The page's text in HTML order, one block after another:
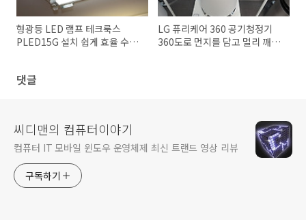
형광등 LED 램프 테크룩스
PLED15G 설치 쉽게 효율 수명
LG 퓨리케어 360 공기청정기
360도로 먼지를 담고 멀리 깨끗
댓글
씨디맨의 컴퓨터이야기
컴퓨터 IT 모바일 윈도우 운영체제 최신 트랜드 영상 리뷰
구독하기